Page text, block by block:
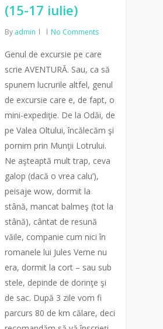
(15-17 iulie)
By admin No Comments
Genul de excursie pe care
scrie AVENTURĂ. Sau, ca să
spunem lucrurile altfel, genul
de excursie care e, de fapt, o
mini-expediţie. De la Odăi, de
pe Valea Oltului, încălecăm şi
pornim prin Munţii Lotrului.
Ne aşteaptă mult trap, ceva
galop (dacă o vrea calu’),
peisaje wow, dormit la
stână, mancat balmeş (tot la
stână), cântat de resună
văile, companie cum nici în
romanele lui Jules Verne nu
era, dormit la cort – sau sub
stele, depinde de dorinţe şi
de sac. După 3 zile vom fi
parcurs 80 de km călare, deci